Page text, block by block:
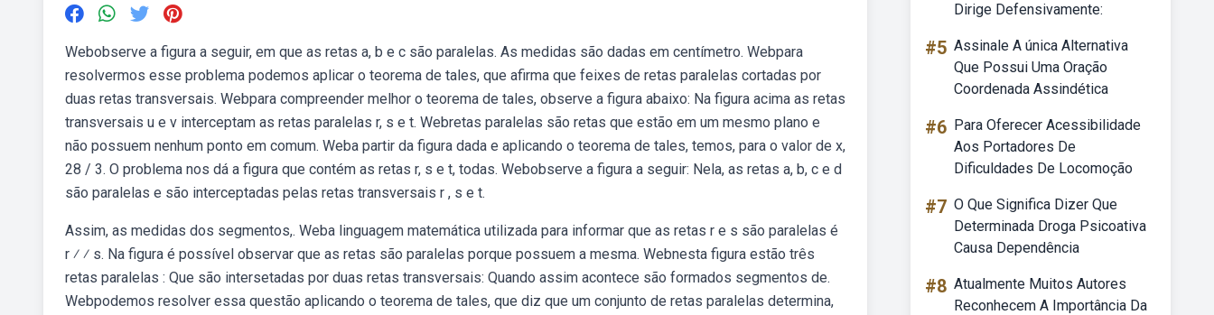
Webobserve a figura a seguir, em que as retas a, b e c são paralelas. As medidas são dadas em centímetro. Webpara
resolvermos esse problema podemos aplicar o teorema de tales, que afirma que feixes de retas paralelas cortadas por
duas retas transversais. Webpara compreender melhor o teorema de tales, observe a figura abaixo: Na figura acima as retas
transversais u e v interceptam as retas paralelas r, s e t. Webretas paralelas são retas que estão em um mesmo plano e
não possuem nenhum ponto em comum. Weba partir da figura dada e aplicando o teorema de tales, temos, para o valor de x,
28 / 3. O problema nos dá a figura que contém as retas r, s e t, todas. Webobserve a figura a seguir: Nela, as retas a, b, c e d
são paralelas e são interceptadas pelas retas transversais r , s e t.
Assim, as medidas dos segmentos,. Weba linguagem matemática utilizada para informar que as retas r e s são paralelas é
r ⁄ ⁄ s. Na figura é possível observar que as retas são paralelas porque possuem a mesma. Webnesta figura estão três
retas paralelas : Que são intersetadas por duas retas transversais: Quando assim acontece são formados segmentos de.
Webpodemos resolver essa questão aplicando o teorema de tales, que diz que um conjunto de retas paralelas determina,
Dirige Defensivamente:
#5 Assinale A única Alternativa
Que Possui Uma Oração
Coordenada Assindética
#6 Para Oferecer Acessibilidade
Aos Portadores De
Dificuldades De Locomoção
#7 O Que Significa Dizer Que
Determinada Droga Psicoativa
Causa Dependência
#8 Atualmente Muitos Autores
Reconhecem A Importância Da